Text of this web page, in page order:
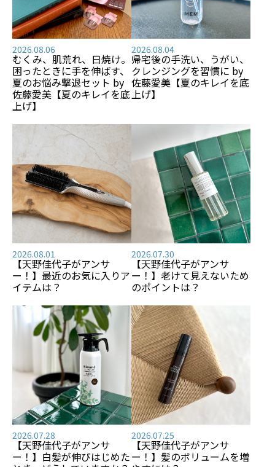
2026.08.06
むくみ、肌荒れ、日焼け――。
困ったときに手を伸ばす、
夏のお悩み撃退セット by
佐藤愛美【夏のキレイを底
上げ】
2026.08.04
帰宅後の手洗い、うがい、
クレンジングを習慣に by
佐藤愛美【夏のキレイを底
上げ】
2026.08.01
【天野佳代子がアンサ
ー！】最近のお気に入りア
イテムは？
2026.07.30
【天野佳代子がアンサ
ー！】老けて見えないため
のポイントは？
2026.07.28
【天野佳代子がアンサ
ー！】白髪が伸びはじめた
2026.07.25
【天野佳代子がアンサ
ー！】髪のボリュームを増